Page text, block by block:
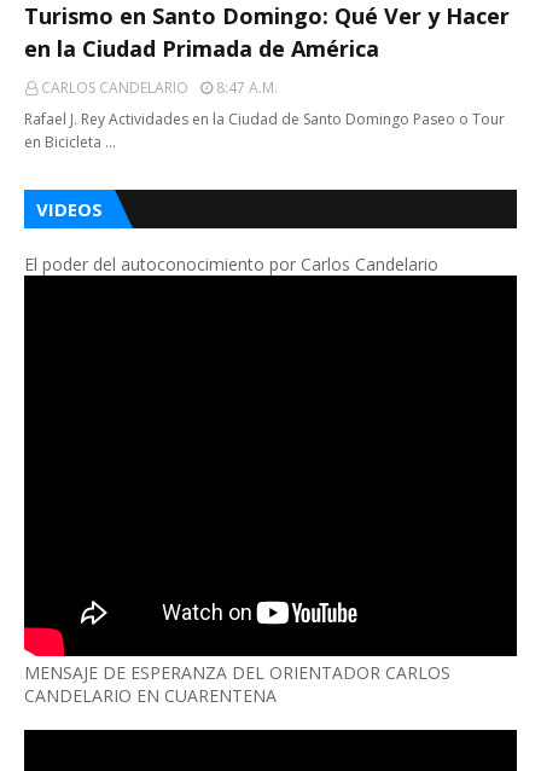
Turismo en Santo Domingo: Qué Ver y Hacer
en la Ciudad Primada de América
CARLOS CANDELARIO
8:47 A.m.
Rafael J. Rey Actividades en la Ciudad de Santo Domingo Paseo o Tour
en Bicicleta …
VIDEOS
El poder del autoconocimiento por Carlos Candelario
MENSAJE DE ESPERANZA DEL ORIENTADOR CARLOS
CANDELARIO EN CUARENTENA